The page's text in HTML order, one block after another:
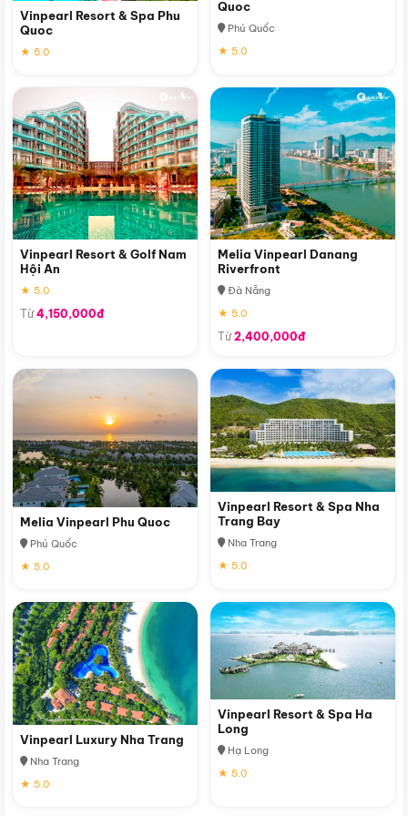
Vinpearl Resort & Spa Phu
Quoc
★ 5.0
Quoc
Phú Quốc
★ 5.0
Vinpearl Resort & Golf Nam
Hội An
★ 5.0
Từ4,150,000đ
Melia Vinpearl Danang
Riverfront
Đà Nẵng
★ 5.0
Từ2,400,000đ
Melia Vinpearl Phu Quoc
Phú Quốc
★ 5.0
Vinpearl Resort & Spa Nha
Trang Bay
Nha Trang
★ 5.0
Vinpearl Luxury Nha Trang
Nha Trang
★ 5.0
Vinpearl Resort & Spa Ha
Long
Hạ Long
★ 5.0